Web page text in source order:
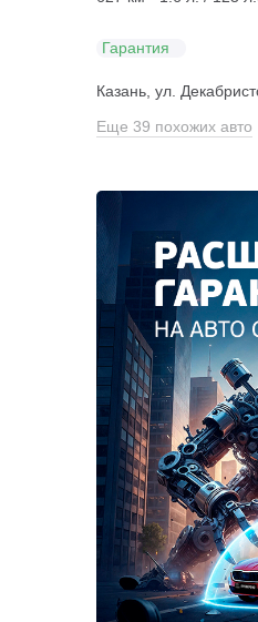
Гарантия
Казань, ул.
Еще 39 похожих авто